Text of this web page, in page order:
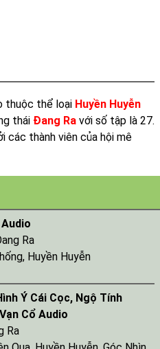
thuộc thể loại Huyền Huyễn
thái Đang Ra với số tập là 27.
các thành viên của hội mê
Ra
, Huyền Huyễn
Ý Cái Cọc, Ngộ Tính
Cổ Audio
Ra